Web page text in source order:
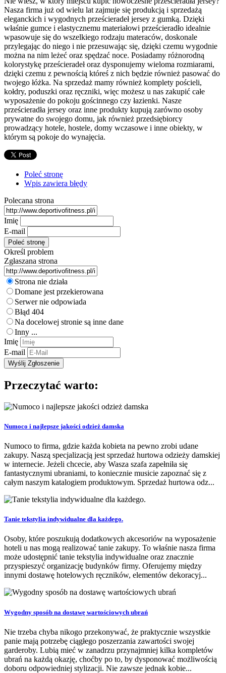
Nasza firma już od wielu lat zajmuje się produkcją i sprzedażą
eleganckich i wygodnych prześcieradeł jersey z gumką. Dzięki
właśnie gumce i elastycznemu materiałowi prześcieradło idealnie
wpasowuje się do wszelkiego rodzaju materaców, doskonale
przylegając do niego i nie przesuwając się, dzięki czemu wygodnie
można na nim leżeć oraz spędzać noce. Posiadamy różnorodną
kolorystykę prześcieradeł oraz dysponujemy wieloma rozmiarami,
dzięki czemu z pewnością któreś z nich będzie również pasować do
twojego łóżka. Na sprzedaż mamy również komplety pościeli,
kołdry, poduszki oraz ręczniki, więc możesz u nas zakupić całe
wyposażenie do pokoju gościnnego czy łazienki. Nasze
prześcieradła jersey oraz inne produkty kupują zarówno osoby
prywatne do swojego domu, jak również przedsiębiorcy
prowadzący hotele, hostele, domy wczasowe i inne obiekty, w
którym są pokoje do wynajęcia.
Poleć stronę
Wpis zawiera błędy
Polecana strona
Imię
E-mail
Określ problem
Zgłaszana strona
Strona nie działa
Domane jest przekierowana
Serwer nie odpowiada
Błąd 404
Na docelowej stronie są inne dane
Inny ...
Imię
E-mail
Przeczytać warto:
Numoco i najlepsze jakości odzież damska
Numoco to firma, gdzie każda kobieta na pewno zrobi udane
zakupy. Naszą specjalizacją jest sprzedaż hurtowa odzieży damskiej
w internecie. Jeżeli chcecie, aby Wasza szafa zapełniła się
fantastycznymi ubraniami, to koniecznie musicie zapoznać się z
całym naszym katalogiem produktowym. Sprzedaż hurtowa odz...
Tanie tekstylia indywidualne dla każdego.
Osoby, które poszukują dodatkowych akcesoriów na wyposażenie
hoteli u nas mogą realizować tanie zakupy. To właśnie nasza firma
może udostępnić tanie tekstylia indywidualne oraz znacznie
przyspieszyć organizację budynków firmy. Oferujemy między
innymi dostawę hotelowych ręczników, elementów dekoracyj...
Wygodny sposób na dostawę wartościowych ubrań
Nie trzeba chyba nikogo przekonywać, że praktycznie wszystkie
panie mają potrzebę ciągłego poszerzania zawartości swojej
garderoby. Lubią mieć w zanadrzu przynajmniej kilka kompletów
ubrań na każdą okazję, choćby po to, by dysponować możliwością
doboru odpowiedniej stylizacji. Nie zawsze jednak kobie...